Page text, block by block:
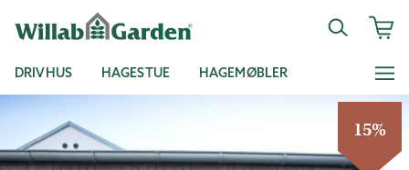
DRIVHUS HAGESTUE HAGEMØBLER
15%